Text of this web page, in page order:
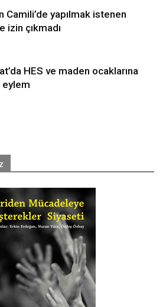
Camili’de yapılmak istenen
izin çıkmadı
HES ve maden ocaklarına
eylem